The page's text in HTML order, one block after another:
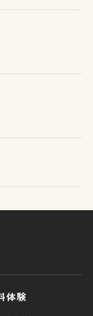
体験